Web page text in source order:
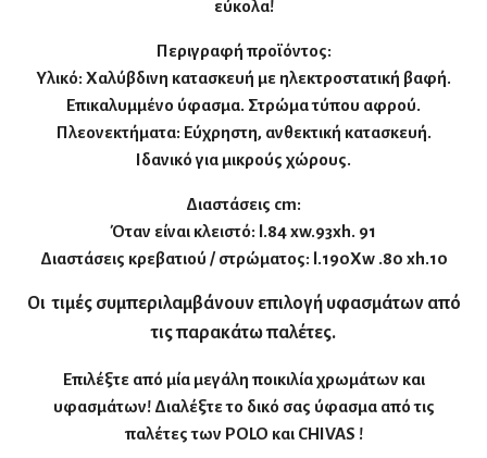
εύκολα!
Περιγραφή προϊόντος:
Υλικό: Χαλύβδινη κατασκευή με ηλεκτροστατική βαφή.
Επικαλυμμένο ύφασμα. Στρώμα τύπου αφρού.
Πλεονεκτήματα: Εύχρηστη, ανθεκτική κατασκευή.
Ιδανικό για μικρούς χώρους.
Διαστάσεις cm:
Όταν είναι κλειστό: l.84 xw.93xh. 91
Διαστάσεις κρεβατιού / στρώματος: l.190Χw .80 xh.10
Οι τιμές συμπεριλαμβάνουν επιλογή υφασμάτων από
τις παρακάτω παλέτες.
Επιλέξτε από μία μεγάλη ποικιλία χρωμάτων και
υφασμάτων! Διαλέξτε το δικό σας ύφασμα από τις
παλέτες των POLO και CHIVAS !